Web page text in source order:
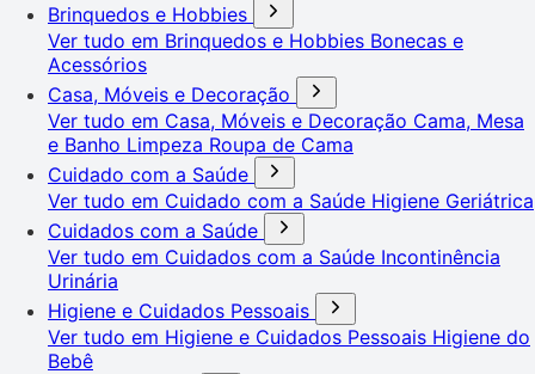
Brinquedos e Hobbies
Ver tudo em Brinquedos e Hobbies Bonecas e
Acessórios
Casa, Móveis e Decoração
Ver tudo em Casa, Móveis e Decoração Cama, Mesa
e Banho Limpeza Roupa de Cama
Cuidado com a Saúde
Ver tudo em Cuidado com a Saúde Higiene Geriátrica
Cuidados com a Saúde
Ver tudo em Cuidados com a Saúde Incontinência
Urinária
Higiene e Cuidados Pessoais
Ver tudo em Higiene e Cuidados Pessoais Higiene do
Bebê